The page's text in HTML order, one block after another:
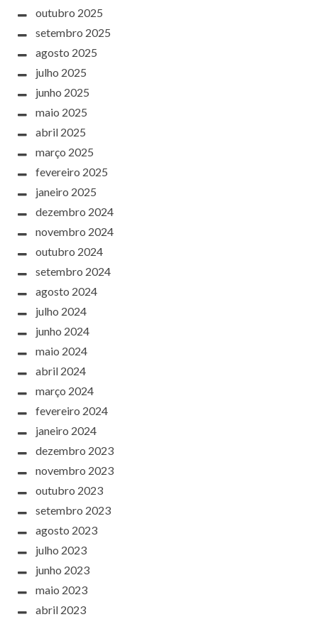
outubro 2025
setembro 2025
agosto 2025
julho 2025
junho 2025
maio 2025
abril 2025
março 2025
fevereiro 2025
janeiro 2025
dezembro 2024
novembro 2024
outubro 2024
setembro 2024
agosto 2024
julho 2024
junho 2024
maio 2024
abril 2024
março 2024
fevereiro 2024
janeiro 2024
dezembro 2023
novembro 2023
outubro 2023
setembro 2023
agosto 2023
julho 2023
junho 2023
maio 2023
abril 2023